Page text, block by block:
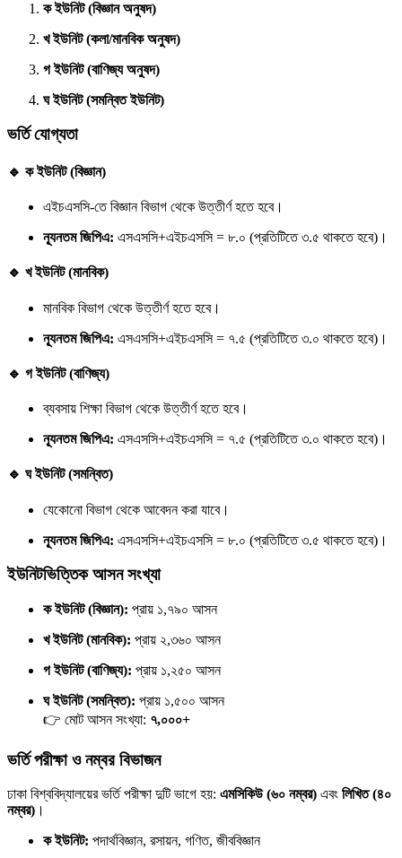
ক ইউনিট (বিজ্ঞান অনুষদ)
খ ইউনিট (কলা/মানবিক অনুষদ)
গ ইউনিট (বাণিজ্য অনুষদ)
ঘ ইউনিট (সমন্বিত ইউনিট)
ভর্তি যোগ্যতা
🔹 ক ইউনিট (বিজ্ঞান)
এইচএসসি-তে বিজ্ঞান বিভাগ থেকে উত্তীর্ণ হতে হবে।
ন্যূনতম জিপিএ: এসএসসি+এইচএসসি = ৮.০ (প্রতিটিতে ৩.৫ থাকতে হবে)।
🔹 খ ইউনিট (মানবিক)
মানবিক বিভাগ থেকে উত্তীর্ণ হতে হবে।
ন্যূনতম জিপিএ: এসএসসি+এইচএসসি = ৭.৫ (প্রতিটিতে ৩.০ থাকতে হবে)।
🔹 গ ইউনিট (বাণিজ্য)
ব্যবসায় শিক্ষা বিভাগ থেকে উত্তীর্ণ হতে হবে।
ন্যূনতম জিপিএ: এসএসসি+এইচএসসি = ৭.৫ (প্রতিটিতে ৩.০ থাকতে হবে)।
🔹 ঘ ইউনিট (সমন্বিত)
যেকোনো বিভাগ থেকে আবেদন করা যাবে।
ন্যূনতম জিপিএ: এসএসসি+এইচএসসি = ৮.০ (প্রতিটিতে ৩.৫ থাকতে হবে)।
ইউনিটভিত্তিক আসন সংখ্যা
ক ইউনিট (বিজ্ঞান): প্রায় ১,৭৯০ আসন
খ ইউনিট (মানবিক): প্রায় ২,৩৬০ আসন
গ ইউনিট (বাণিজ্য): প্রায় ১,২৫০ আসন
ঘ ইউনিট (সমন্বিত): প্রায় ১,৫০০ আসন
👉 মোট আসন সংখ্যা: ৭,০০০+
ভর্তি পরীক্ষা ও নম্বর বিভাজন
ঢাকা বিশ্ববিদ্যালয়ের ভর্তি পরীক্ষা দুটি ভাগে হয়: এমসিকিউ (৬০ নম্বর) এবং লিখিত (৪০
নম্বর) ।
ক ইউনিট: পদার্থবিজ্ঞান, রসায়ন, গণিত, জীববিজ্ঞান